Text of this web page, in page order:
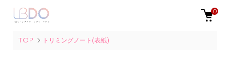
0
TOP トリミングノート(表紙)